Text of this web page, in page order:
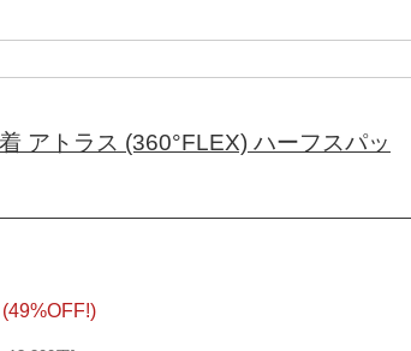
アトラス (360°FLEX) ハーフスパッ
(49%OFF!)